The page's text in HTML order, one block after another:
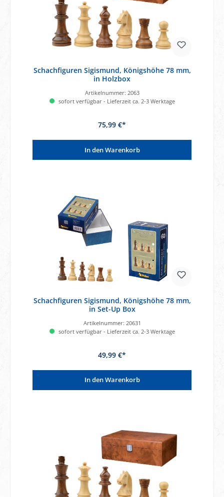
Schachfiguren Sigismund, Königshöhe 78 mm,
in Holzbox
Artikelnummer: 2063
sofort verfügbar - Lieferzeit ca. 2-3 Werktage
75,99 €*
In den Warenkorb
Schachfiguren Sigismund, Königshöhe 78 mm,
in Set-Up Box
Artikelnummer: 20631
sofort verfügbar - Lieferzeit ca. 2-3 Werktage
49,99 €*
In den Warenkorb